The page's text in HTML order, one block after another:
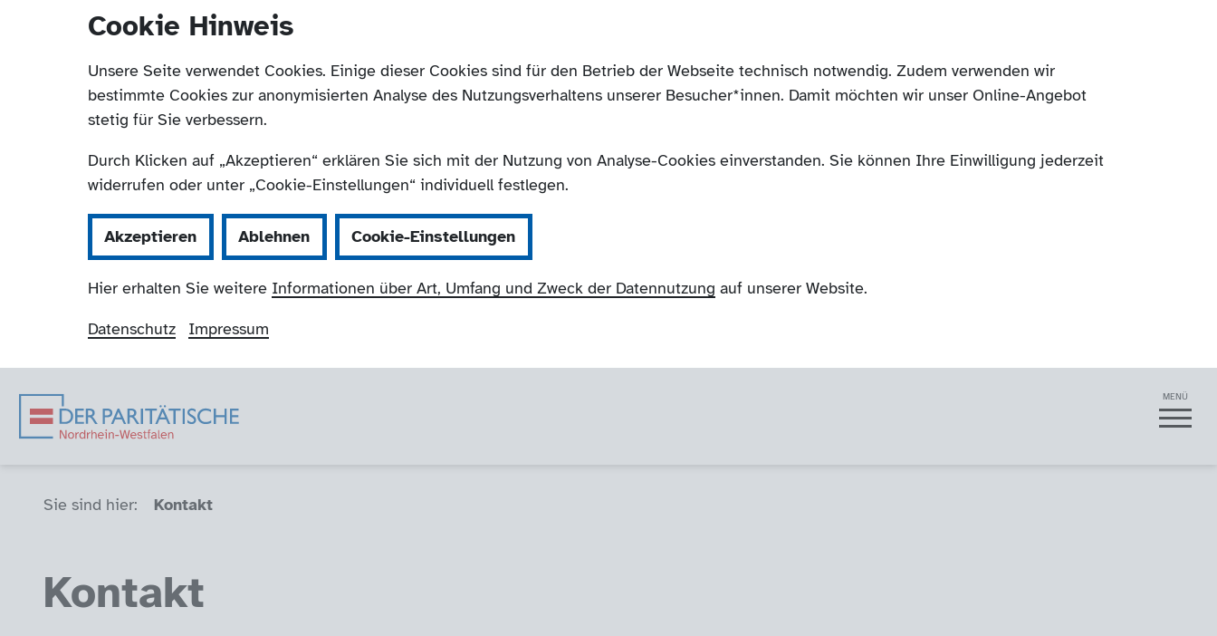
Cookie Hinweis
Unsere Seite verwendet Cookies. Einige dieser Cookies sind für den Betrieb der Webseite technisch notwendig. Zudem verwenden wir
bestimmte Cookies zur anonymisierten Analyse des Nutzungsverhaltens unserer Besucher*innen. Damit möchten wir unser Online-Angebot
stetig für Sie verbessern.
Durch Klicken auf „Akzeptieren“ erklären Sie sich mit der Nutzung von Analyse-Cookies einverstanden. Sie können Ihre Einwilligung jederzeit
widerrufen oder unter „Cookie-Einstellungen“ individuell festlegen.
Akzeptieren Ablehnen Cookie-Einstellungen
Hier erhalten Sie weitere Informationen über Art, Umfang und Zweck der Datennutzung auf unserer Website.
Datenschutz Impressum
Der Paritätische NRW
Navigation MENÜ
Sie sind hier: Kontakt
Kontakt